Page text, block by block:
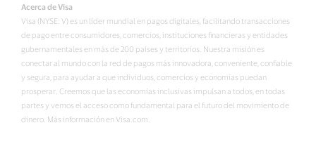
Acerca de Visa
Visa (NYSE: V) es un líder mundial en pagos digitales, facilitando transacciones
de pago entre consumidores, comercios, instituciones financieras y entidades
gubernamentales en más de 200 países y territorios. Nuestra misión es
conectar al mundo con la red de pagos más innovadora, conveniente, confiable
y segura, para ayudar a que individuos, comercios y economías puedan
prosperar. Creemos que las economías inclusivas impulsan a todos, en todas
partes y vemos el acceso como fundamental para el futuro del movimiento de
dinero. Más información en Visa.com.